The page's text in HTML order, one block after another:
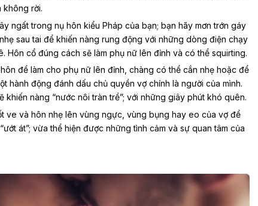
không rời.
ngất trong nụ hôn kiểu Pháp của bạn; bạn hãy mơn trớn gáy
sau tai để khiến nàng rung động với những dòng điện chạy
Hôn cổ đúng cách sẽ làm phụ nữ lên đỉnh và có thể squirting.
để làm cho phụ nữ lên đỉnh, chàng có thể cắn nhẹ hoặc để
hành động đánh dấu chủ quyền vợ chính là người của mình.
khiến nàng “nước nôi tràn trề”; với những giây phút khó quên.
ve và hôn nhẹ lên vùng ngực , vùng bụng hay eo của vợ để
át”; vừa thể hiện được những tình cảm và sự quan tâm của